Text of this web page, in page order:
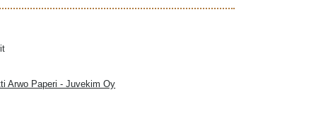
Arwo Paperi - Juvekim Oy